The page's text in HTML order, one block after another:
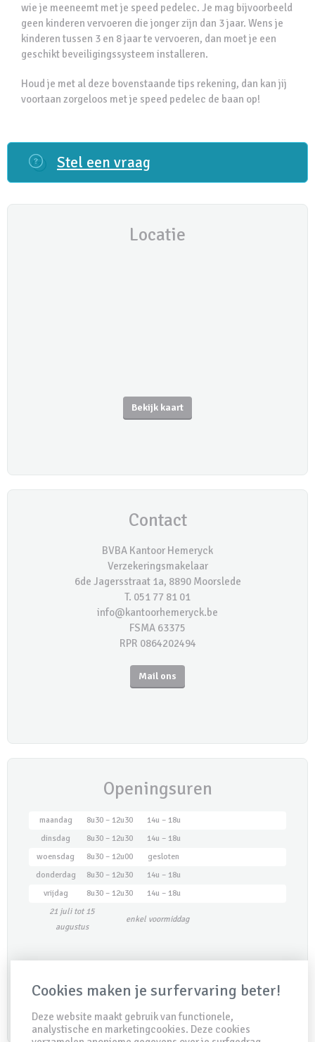
wie je meeneemt met je speed pedelec. Je mag bijvoorbeeld
geen kinderen vervoeren die jonger zijn dan 3 jaar. Wens je
kinderen tussen 3 en 8 jaar te vervoeren, dan moet je een
geschikt beveiligingssysteem installeren.
Houd je met al deze bovenstaande tips rekening, dan kan jij
voortaan zorgeloos met je speed pedelec de baan op!
Stel een vraag
Locatie
Bekijk kaart
Contact
BVBA Kantoor Hemeryck
Verzekeringsmakelaar
6de Jagersstraat 1a, 8890 Moorslede
T. 051 77 81 01
info@kantoorhemeryck.be
FSMA 63375
RPR 0864202494
Mail ons
Openingsuren
maandag 8u30 – 12u30
14u – 18u
dinsdag
8u30 – 12u30
14u – 18u
woensdag
8u30 – 12u00
gesloten
donderdag
8u30 – 12u30
14u – 18u
vrijdag
8u30 – 12u30
14u – 18u
21 juli tot 15
augustus
enkel voormiddag
Cookies maken je surfervaring beter!
Deze website maakt gebruik van functionele,
analystische en marketingcookies. Deze cookies